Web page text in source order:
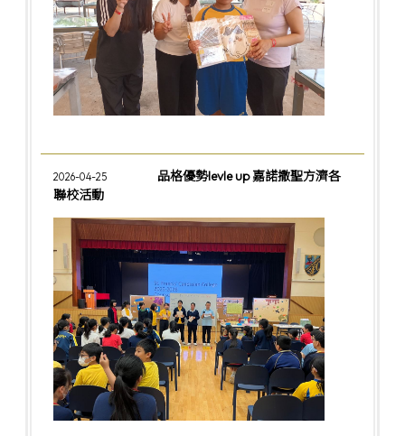
2026-04-25
品格優勢levle up 嘉諾撒聖方濟各
聯校活動